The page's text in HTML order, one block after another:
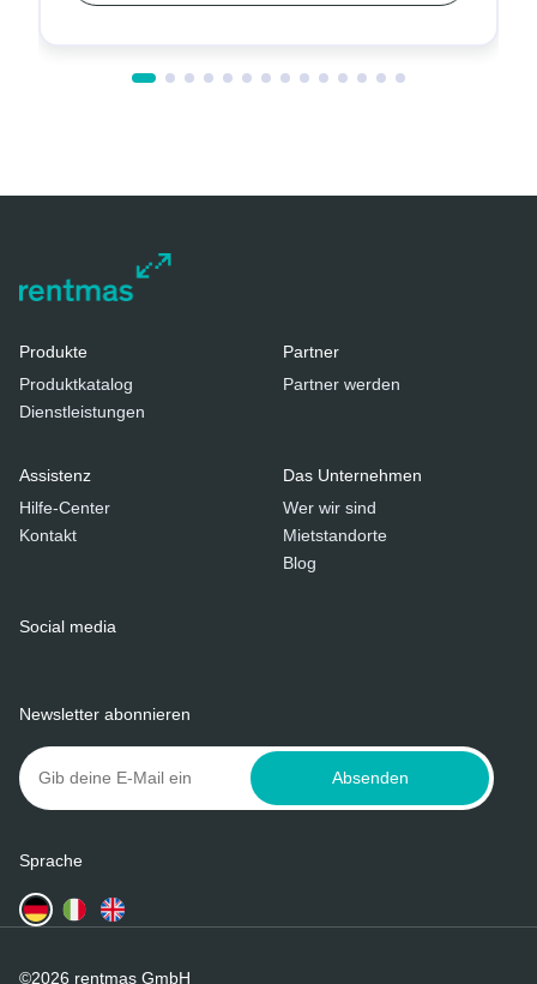
Produkte
Produktkatalog
Dienstleistungen
Partner
Partner werden
Assistenz
Hilfe-Center
Kontakt
Das Unternehmen
Wer wir sind
Mietstandorte
Blog
Social media
Newsletter abonnieren
Absenden
Sprache
©2026 rentmas GmbH